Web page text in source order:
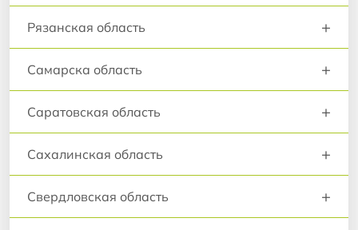
Рязанская область +
Самарска область +
Саратовская область +
Сахалинская область +
Свердловская область +